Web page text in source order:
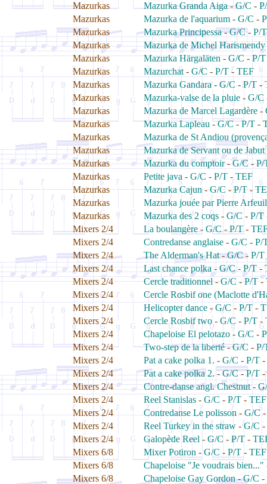
Mazurkas
Mazurka Granda Aiga-G/C -
Mazurkas
Mazurka de l'aquarium - G/C -
Mazurkas
Mazurka Principessa-G/C- P/T
Mazurkas
Mazurka de Michel Harismendy
Mazurkas
Mazurka Härgaläten-G/C-P/T
Mazurkas
Mazurchat - G/C - P/T - TEF
Mazurkas
Mazurka Gandara- G/C -P/T -
Mazurkas
Mazurka-valse de la pluie - G/C
Mazurkas
Mazurka de Marcel Lagardère -
Mazurkas
Mazurka Lapleau -G/C-P/T -
Mazurkas
Mazurka de St Andiou
Mazurkas
Mazurka de Servant ou de Jabut
Mazurkas
Mazurka du comptoir-G/C-P/
Mazurkas
Petite java - G/C - P/T - TEF
Mazurkas
Mazurka Cajun-G/C-P/T-
Mazurkas
Mazurka jouée par Pierre
Mazurkas
Mazurka des 2 coqs - G/C - P/T
Mixers 2/4
La boulangère- G/C-P/T-
Mixers 2/4
Contredanse anglaise - G/C - P/
Mixers 2/4
The Alderman's Hat-G/C- P/T
Mixers 2/4
Last chance polka-G/C-P/T-
Mixers 2/4
Cercle traditionnel-G/C-P/T-
Mixers 2/4
Cercle Rosbif one (Maclotte
Mixers 2/4
Helicopter dance -G/C - P/T -
Mixers 2/4
Cercle Rosbif two- G/C - P/T -
Mixers 2/4
Chapeloise El pelotazo- G/C -
Mixers 2/4
Two-step de la liberté-G/C - P/
Mixers 2/4
Pat a cake polka 1. - G/C - P/T -
Mixers 2/4
Pat a cake polka 2.-G/C-P/T-
Mixers 2/4
Contre-danse angl. Chestnut-
Mixers 2/4
Reel Stanislas - G/C - P/T - TEF
Mixers 2/4
Contredanse Le polisson-G/C
Mixers 2/4
Reel Turkey in the straw -G/C -
Mixers 2/4
Galopède Reel - G/C - P/T -
Mixers 6/8
Mixer Potiron - G/C - P/T - TEF
Mixers 6/8
Chapeloise "Je voudrais bien..."
Mixers 6/8
Chapeloise Gay Gordon-G/C -